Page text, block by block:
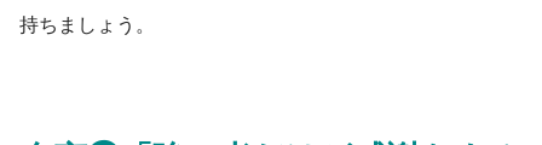
持ちましょう。